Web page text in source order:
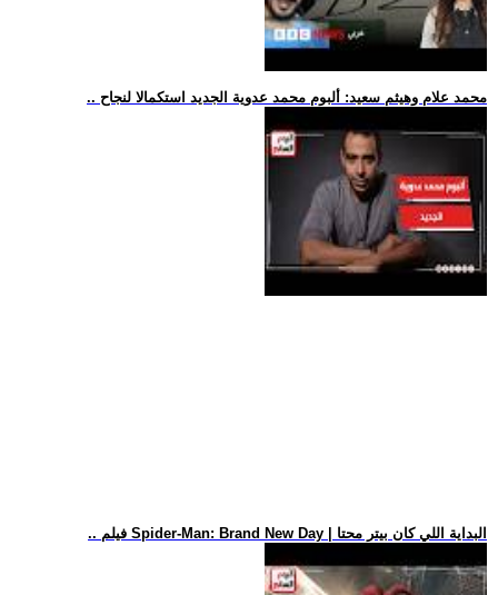
.. محمد علام وهيثم سعيد: ألبوم محمد عدوية الجديد استكمالا لنجاح
.. فيلم Spider-Man: Brand New Day | البداية اللي كان بيتر محتا